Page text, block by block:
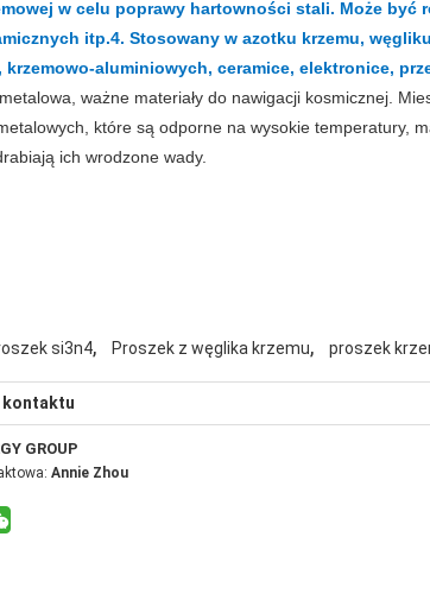
w celu poprawy hartowności stali. Może
itp.4. Stosowany w azotku krzemu,
aluminiowych, ceramice, elektronice,
ważne materiały do nawigacji kosmicznej.
które są odporne na wysokie temperatury,
ich wrodzone wady.
si3n4, Proszek z węglika krzemu, proszek
kontaktu
GROUP
Annie Zhou